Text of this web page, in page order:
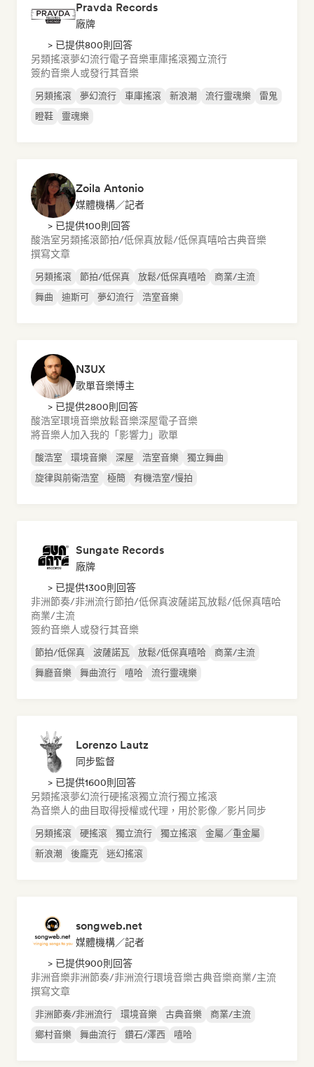
Pravda Records
廠牌
> 已提供800則回答
另類搖滾夢幻流行電子音樂車庫搖滾獨立流行
簽約音樂人或發行其音樂
另類搖滾 夢幻流行 車庫搖滾 新浪潮 流行靈魂樂
雷鬼
瞪鞋
靈魂樂
Zoila Antonio
媒體機構／記者
> 已提供100則回答
酸浩室另類搖滾節拍/低保真放鬆/低保真嘻哈古典音樂
撰寫文章
另類搖滾 節拍/低保真 放鬆/低保真嘻哈
商業/主流
舞曲
迪斯可 夢幻流行 浩室音樂
N3UX
歌單音樂博主
> 已提供2800則回答
酸浩室環境音樂放鬆音樂深屋電子音樂
將音樂人加入我的「影響力」歌單
酸浩室 環境音樂 深屋 浩室音樂
獨立舞曲
旋律與前衛浩室
極簡 有機浩室/慢拍
Sungate Records
廠牌
> 已提供1300則回答
非洲節奏/非洲流行節拍/低保真波薩諾瓦放鬆/低保真嘻哈
商業/主流
簽約音樂人或發行其音樂
節拍/低保真 波薩諾瓦 放鬆/低保真嘻哈
商業/主流
舞廳音樂
舞曲流行 嘻哈 流行靈魂樂
Lorenzo Lautz
同步監督
> 已提供1600則回答
另類搖滾夢幻流行硬搖滾獨立流行獨立搖滾
為音樂人的曲目取得授權或代理，用於影像／影片同步
另類搖滾 硬搖滾 獨立流行 獨立搖滾
金屬／重金屬
新浪潮
後龐克 迷幻搖滾
songweb.net
媒體機構／記者
> 已提供900則回答
非洲音樂非洲節奏/非洲流行環境音樂古典音樂商業/主流
撰寫文章
非洲節奏/非洲流行 環境音樂 古典音樂
商業/主流
鄉村音樂
舞曲流行 鑽石/澤西 嘻哈